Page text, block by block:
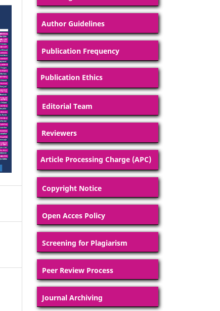
Author Guidelines
Publication Frequency
Publication Ethics
Editorial Team
Reviewers
Article Processing Charge (APC)
Copyright Notice
Open Acces Policy
Screening for Plagiarism
Peer Review Process
Journal Archiving